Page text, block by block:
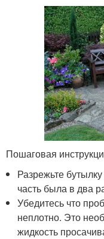
Пошаговая
Разрежьте
часть была в два
Убедитесь что
неплотно. Это
жидкость